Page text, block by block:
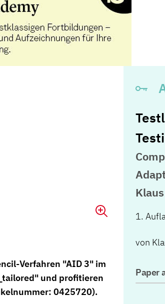
1.
von
Paper
Verfahren "AID 3" im
und profitieren
0425720).